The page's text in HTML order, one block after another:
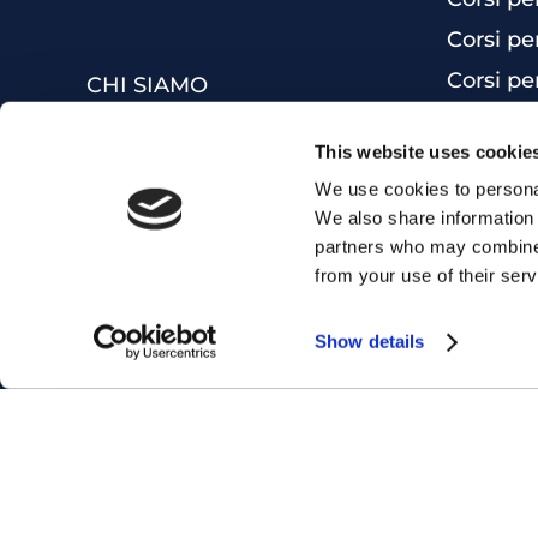
This website uses
We use cookies to
We also share
partners who may
from your use of their
Show details
CHI SIAMO
F.A.Q.
Corsi
Corsi
Corsi
Inglese
Ottieni
Corsi di